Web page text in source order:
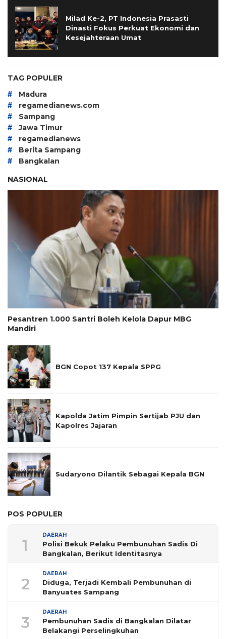
Milad Ke-2, PT Indonesia Prasasti
Dinasti Fokus Perkuat Ekonomi dan
Kesejahteraan Umat
TAG POPULER
# Madura
# regamedianews.com
# Sampang
# Jawa Timur
# regamedianews
# Berita Sampang
#
Bangkalan
NASIONAL
Pesantren 1.000 Santri Boleh Kelola Dapur MBG
Mandiri
BGN Copot 137 Kepala SPPG
Kapolda Jatim Pimpin Sertijab PJU dan
Kapolres Jajaran
Sudaryono Dilantik Sebagai Kepala BGN
POS POPULER
1
DAERAH
Polisi Bekuk Pelaku Pembunuhan Sadis Di
Bangkalan, Berikut Identitasnya
2
DAERAH
Diduga, Terjadi Kembali Pembunuhan di
Banyuates Sampang
3
DAERAH
Pembunuhan Sadis di Bangkalan Dilatar
Belakangi Perselingkuhan